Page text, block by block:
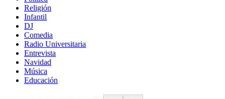
Religión
Infantil
DJ
Comedia
Radio Universitaria
Entrevista
Navidad
Música
Educación